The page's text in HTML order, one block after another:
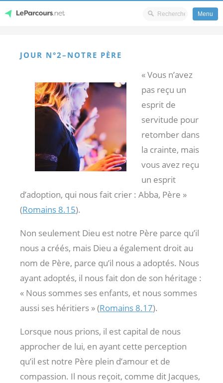
content
Menu
JOUR N°2–NOTRE PÈRE
« Vous n’avez
pas reçu un
esprit de
servitude pour
retomber dans
la crainte, mais
vous avez reçu
un esprit
d’adoption, qui nous fait crier : Abba, Père »
(Romains 8.15).
Non seulement Dieu est notre Père parce qu’il
nous a créés, mais Dieu a également droit au
nom de Père, parce qu’il nous a adoptés. Nous
ayant adoptés, il nous fait don de son héritage :
« Nous sommes ses enfants, et nous sommes
aussi ses héritiers » (Romains 8.17).
Lorsque nous prions, il est capital de nous
approcher de lui, en ayant cette perception
qu’il est notre Père plein d’amour et de
compassion. Il nous reçoit, comme dit Jacques,